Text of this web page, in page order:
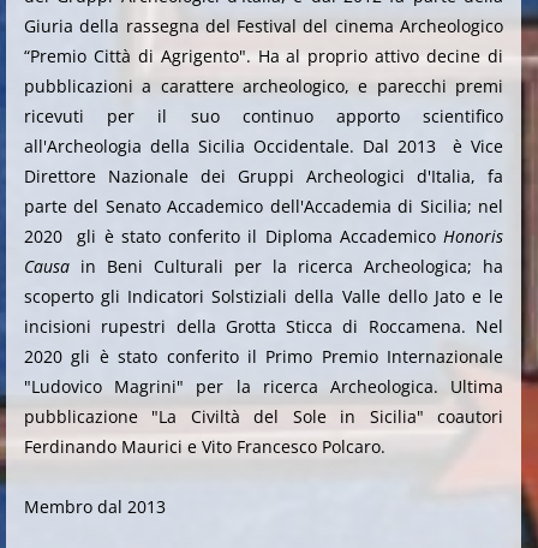
Giuria della rassegna del Festival del cinema Archeologico
“Premio Città di Agrigento". Ha al proprio attivo decine di
pubblicazioni a carattere archeologico, e parecchi premi
ricevuti per il suo continuo apporto scientifico
all'Archeologia della Sicilia Occidentale. Dal 2013 è Vice
Direttore Nazionale dei Gruppi Archeologici d'Italia, fa
parte del Senato Accademico dell'Accademia di Sicilia; nel
2020 gli è stato conferito il Diploma Accademico Honoris
Causa in Beni Culturali per la ricerca Archeologica; ha
scoperto gli Indicatori Solstiziali della Valle dello Jato e le
incisioni rupestri della Grotta Sticca di Roccamena. Nel
2020 gli è stato conferito il Primo Premio Internazionale
"Ludovico Magrini" per la ricerca Archeologica. Ultima
pubblicazione "La Civiltà del Sole in Sicilia" coautori
Ferdinando Maurici e Vito Francesco Polcaro.
Membro dal 2013